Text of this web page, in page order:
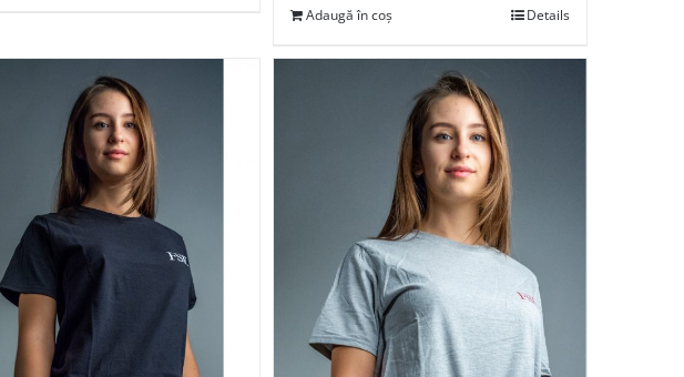
Adaugă în coș Details